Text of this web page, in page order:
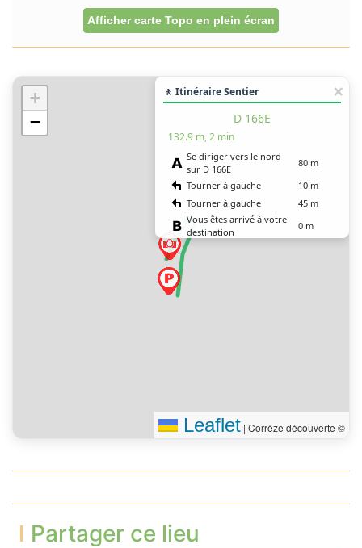
Afficher carte Topo en plein écran
+
−
🚶 Itinéraire Sentier
D 166E
132.9 m, 2 min
Se diriger vers le nord
sur D 166E
80 m
Tourner à gauche
10 m
Tourner à gauche
45 m
Vous êtes arrivé à votre
destination
0 m
Leaflet | Corrèze découverte ©
Partager ce lieu